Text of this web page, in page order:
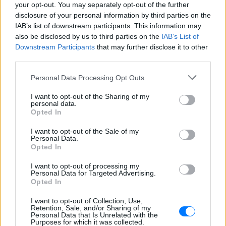
your opt-out. You may separately opt-out of the further
disclosure of your personal information by third parties on the
IAB’s list of downstream participants. This information may
also be disclosed by us to third parties on the IAB’s List of
Downstream Participants that may further disclose it to other
Personal Data Processing Opt Outs
I want to opt-out of the Sharing of my
personal data.
Opted In
I want to opt-out of the Sale of my
Personal Data.
Opted In
I want to opt-out of processing my
Personal Data for Targeted Advertising.
Opted In
I want to opt-out of Collection, Use,
Retention, Sale, and/or Sharing of my
Personal Data that Is Unrelated with the
Purposes for which it was collected.
Η Τατιάνα Στεφανίδου φόρεσε
μπικίνι και εντυπωσίασε με το
κορμί της στα καταγάλανα νερά
του Ιονίου
παρουσιάστρια από τις διακοπές της με
Κατερίνα Παπουτσάκη: Ποζάρει
θάλασσα σε καλοκαιρινή
διάθεση
Η ηθοποιός μοιράστηκε στιγμές από την
παραλία μέσα από Instagram stories,
ποζάροντας μέσα στο νερό με τα αγόρια
Charlize Theron: Η «Καλυψώ»
κλείνει τα 51 ‑ H ζωή και ο